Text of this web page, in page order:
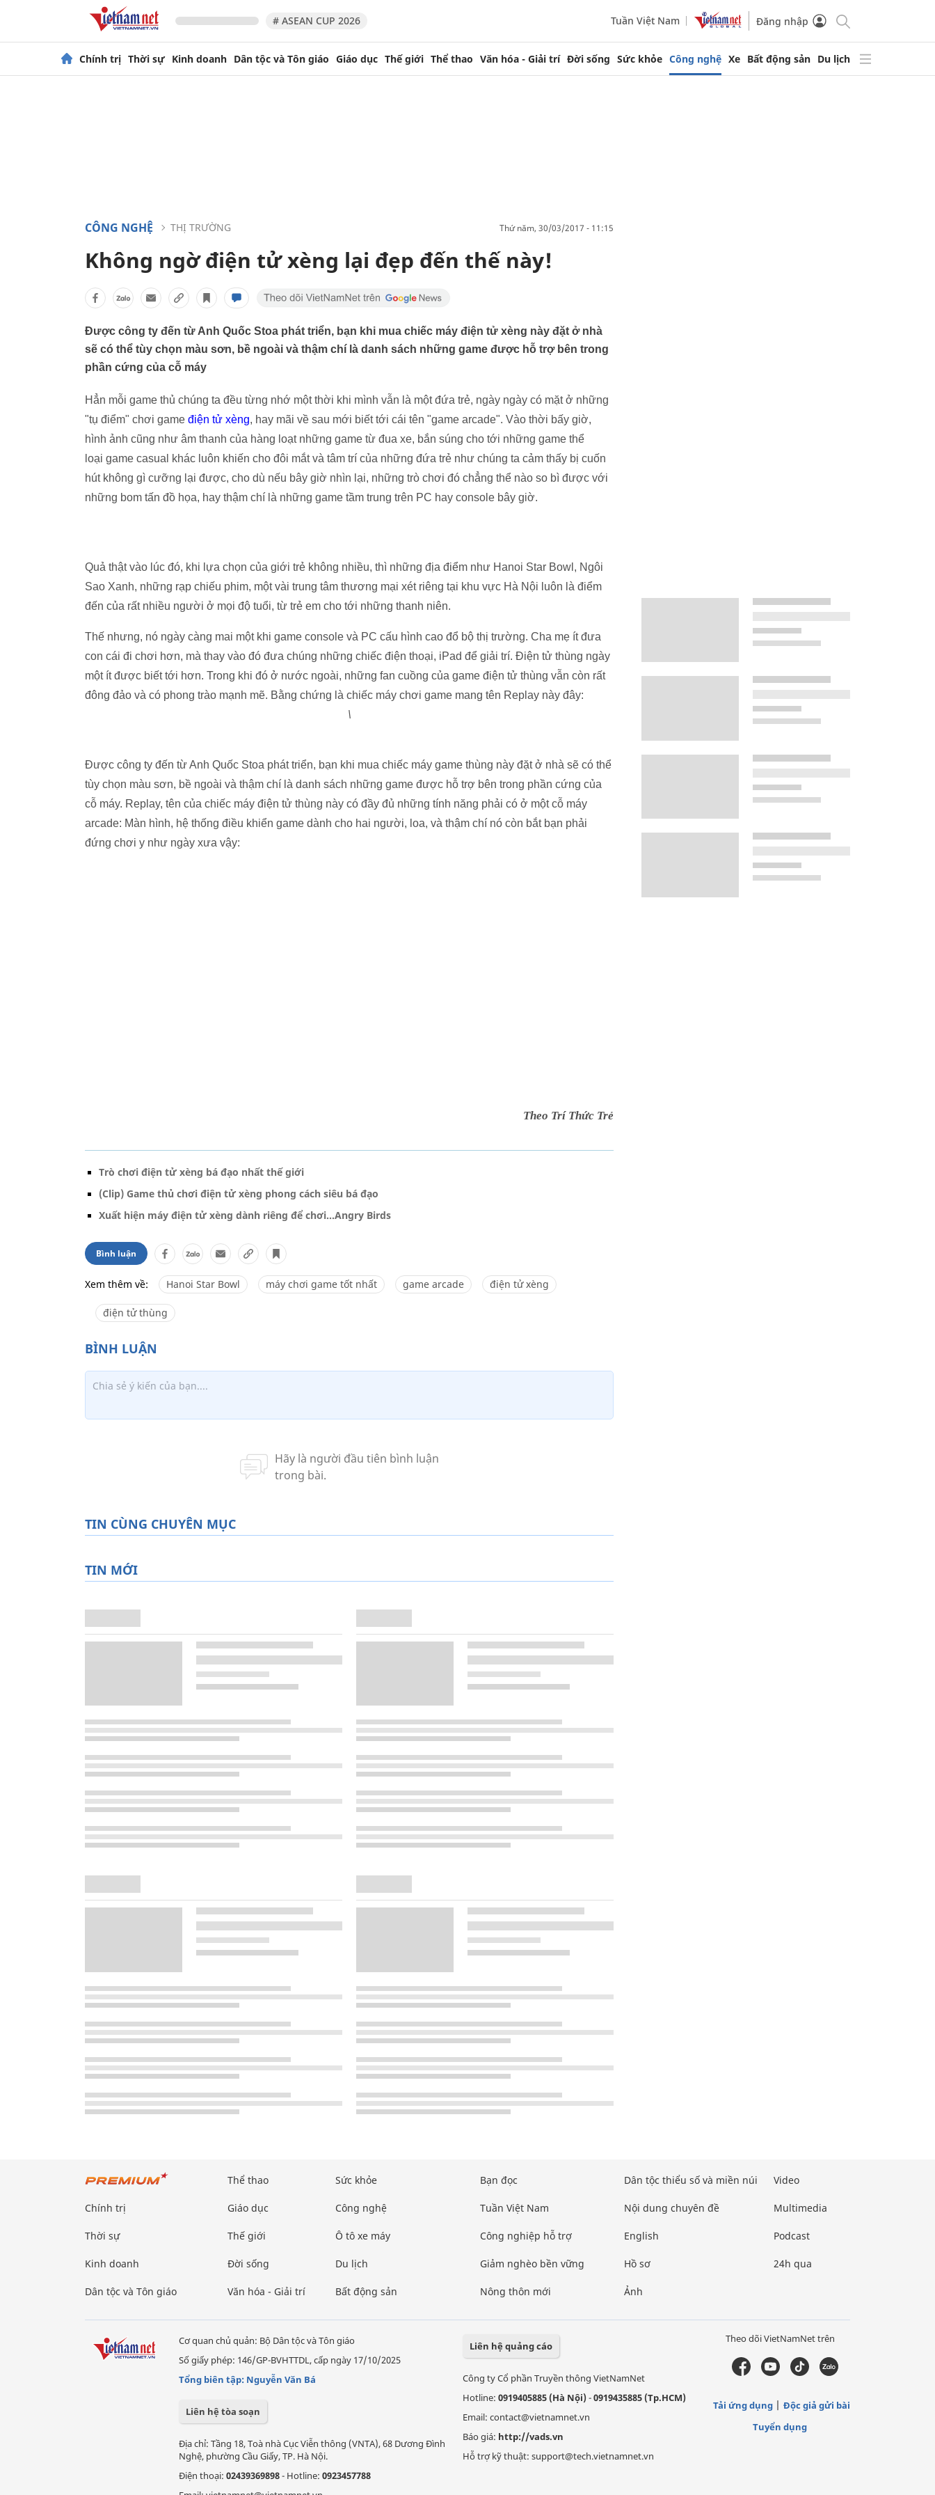
# ASEAN CUP 2026 Tuần Việt Nam Đăng nhập
Chính trị Thời sự Kinh doanh Dân tộc và Tôn giáo Giáo dục Thế giới Thể thao Văn hóa - Giải trí Đời sống Sức khỏe Công nghệ Xe Bất động sản Du lịch
CÔNG NGHỆ THỊ TRƯỜNG thứ năm, 30/03/2017 - 11:15
Không ngờ điện tử xèng lại đẹp đến thế này!
Được công ty đến từ Anh Quốc Stoa phát triển, bạn khi mua chiếc máy điện tử xèng này đặt ở nhà
sẽ có thể tùy chọn màu sơn, bề ngoài và thậm chí là danh sách những game được hỗ trợ bên trong
phần cứng của cỗ máy
Hẳn mỗi game thủ chúng ta đều từng nhớ một thời khi mình vẫn là một đứa trẻ, ngày ngày có mặt ở những
"tụ điểm" chơi game điện tử xèng, hay mãi về sau mới biết tới cái tên "game arcade". Vào thời bấy giờ,
hình ảnh cũng như âm thanh của hàng loạt những game từ đua xe, bắn súng cho tới những game thể
loại game casual khác luôn khiến cho đôi mắt và tâm trí của những đứa trẻ như chúng ta cảm thấy bị cuốn
hút không gì cưỡng lại được, cho dù nếu bây giờ nhìn lại, những trò chơi đó chẳng thể nào so bì được với
những bom tấn đồ họa, hay thậm chí là những game tầm trung trên PC hay console bây giờ.
Quả thật vào lúc đó, khi lựa chọn của giới trẻ không nhiều, thì những địa điểm như Hanoi Star Bowl, Ngôi
Sao Xanh, những rạp chiếu phim, một vài trung tâm thương mại xét riêng tại khu vực Hà Nội luôn là điểm
đến của rất nhiều người ở mọi độ tuổi, từ trẻ em cho tới những thanh niên.
Thế nhưng, nó ngày càng mai một khi game console và PC cấu hình cao đổ bộ thị trường. Cha mẹ ít đưa
con cái đi chơi hơn, mà thay vào đó đưa chúng những chiếc điện thoại, iPad để giải trí. Điện tử thùng ngày
một ít được biết tới hơn. Trong khi đó ở nước ngoài, những fan cuồng của game điện tử thùng vẫn còn rất
đông đảo và có phong trào mạnh mẽ. Bằng chứng là chiếc máy chơi game mang tên Replay này đây:
\
Được công ty đến từ Anh Quốc Stoa phát triển, bạn khi mua chiếc máy game thùng này đặt ở nhà sẽ có thể
tùy chọn màu sơn, bề ngoài và thậm chí là danh sách những game được hỗ trợ bên trong phần cứng của
cỗ máy. Replay, tên của chiếc máy điện tử thùng này có đầy đủ những tính năng phải có ở một cỗ máy
arcade: Màn hình, hệ thống điều khiển game dành cho hai người, loa, và thậm chí nó còn bắt bạn phải
đứng chơi y như ngày xưa vậy:
Theo Trí Thức Trẻ
Trò chơi điện tử xèng bá đạo nhất thế giới
(Clip) Game thủ chơi điện tử xèng phong cách siêu bá đạo
Xuất hiện máy điện tử xèng dành riêng để chơi...Angry Birds
Bình luận
Xem thêm về: Hanoi Star Bowl máy chơi game tốt nhất game arcade điện tử xèng
điện tử thùng
TIN CÙNG CHUYÊN MỤC
TIN MỚI
Chính trị
Thời sự
Kinh doanh
Dân tộc và Tôn giáo
Thể thao
Giáo dục
Thế giới
Đời sống
Văn hóa - Giải trí
Sức khỏe
Công nghệ
Ô tô xe máy
Du lịch
Bất động sản
Bạn đọc
Tuần Việt Nam
Công nghiệp hỗ trợ
Giảm nghèo bền vững
Nông thôn mới
Dân tộc thiểu số và miền núi
Nội dung chuyên đề
English
Hồ sơ
Ảnh
Video
Multimedia
Podcast
24h qua
Cơ quan chủ quản: Bộ Dân tộc và Tôn giáo
Số giấy phép: 146/GP-BVHTTDL, cấp ngày 17/10/2025
Tổng biên tập: Nguyễn Văn Bá
Liên hệ tòa soạn
Địa chỉ: Tầng 18, Toà nhà Cục Viễn thông (VNTA), 68 Dương Đình
Nghệ, phường Cầu Giấy, TP. Hà Nội.
Điện thoại: 02439369898- Hotline: 0923457788
Liên hệ quảng cáo
Công ty Cổ phần Truyền thông VietNamNet
Hotline: 0919405885 (Hà Nội)-0919435885 (Tp.HCM)
Email: contact@vietnamnet.vn
Báo giá: http://vads.vn
Hỗ trợ kỹ thuật: support@tech.vietnamnet.vn
Theo dõi VietNamNet trên
Tải ứng dụng
Độc giả gửi bài
Tuyển dụng